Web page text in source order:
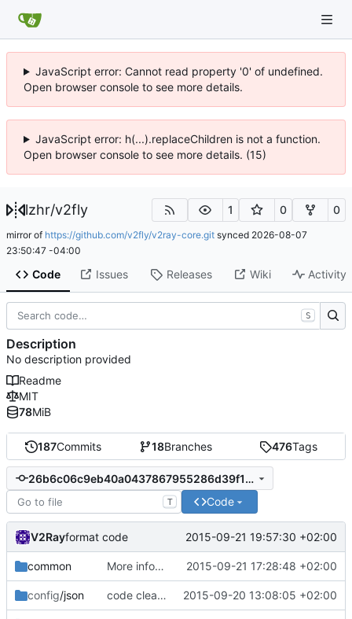
JavaScript error: Cannot read property '0' of undefined.
Open browser console to see more details.
JavaScript error: h(...).replaceChildren is not a function.
Open browser console to see more details. (15)
lzhr/v2fly 1 0 0
mirror of https://github.com/v2fly/v2ray-core.git synced 2026-08-07
23:50:47 -04:00
Code Issues Releases Wiki Activity
187Commits 18Branches 476Tags
26b6c06c9eb40a0437867955286d39f1c9b8b148
T Code
V2Rayformat code 2015-09-21 19:57:30 +02:00
common More information when vmess auth fails. 2015-09-21 17:28:48 +02:00
config/json code cleanup 2015-09-20 13:08:05 +02:00
S
Description
No description provided
Readme
MIT
78MiB